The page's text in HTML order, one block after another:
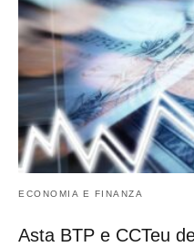
ECONOMIA E FINANZA
Asta BTP e CCTeu